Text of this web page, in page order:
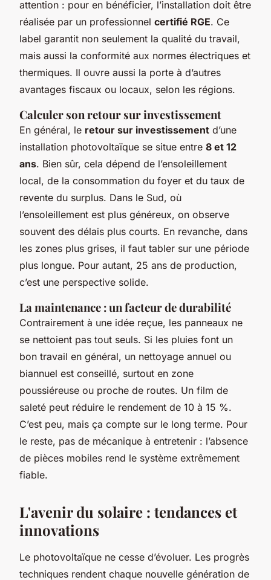
attention : pour en bénéficier, l’installation doit être
réalisée par un professionnel certifié RGE. Ce
label garantit non seulement la qualité du travail,
mais aussi la conformité aux normes électriques et
thermiques. Il ouvre aussi la porte à d’autres
avantages fiscaux ou locaux, selon les régions.
Calculer son retour sur investissement
En général, le retour sur investissement d’une
installation photovoltaïque se situe entre 8 et 12
ans. Bien sûr, cela dépend de l’ensoleillement
local, de la consommation du foyer et du taux de
revente du surplus. Dans le Sud, où
l’ensoleillement est plus généreux, on observe
souvent des délais plus courts. En revanche, dans
les zones plus grises, il faut tabler sur une période
plus longue. Pour autant, 25 ans de production,
c’est une perspective solide.
La maintenance : un facteur de durabilité
Contrairement à une idée reçue, les panneaux ne
se nettoient pas tout seuls. Si les pluies font un
bon travail en général, un nettoyage annuel ou
biannuel est conseillé, surtout en zone
poussiéreuse ou proche de routes. Un film de
saleté peut réduire le rendement de 10 à 15 %.
C’est peu, mais ça compte sur le long terme. Pour
le reste, pas de mécanique à entretenir : l’absence
de pièces mobiles rend le système extrêmement
fiable.
L'avenir du solaire : tendances et
innovations
Le photovoltaïque ne cesse d’évoluer. Les progrès
techniques rendent chaque nouvelle génération de